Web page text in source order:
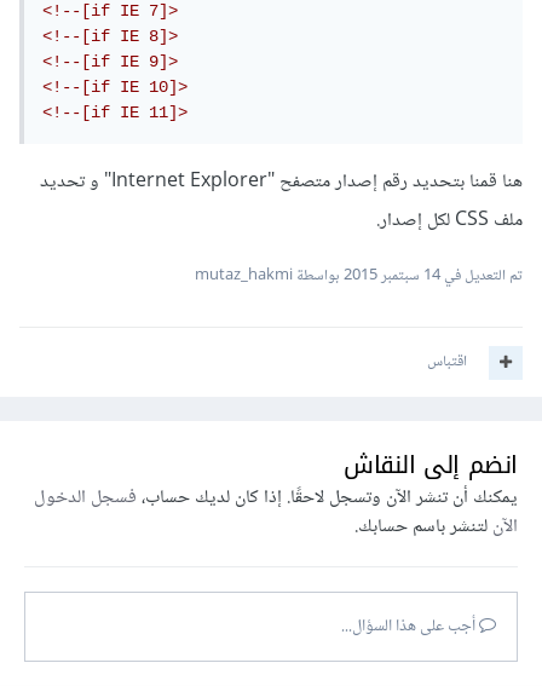
<!--[if IE 7]>
<!--[if IE 8]>
<!--[if IE 9]>
<!--[if IE 10]>
<!--[if IE 11]>
هنا قمنا بتحديد رقم إصدار متصفح "Internet Explorer" و تحديد
ملف CSS لكل إصدار.
تم التعديل في14 سبتمبر 2015 بواسطة mutaz_hakmi
اقتباس
انضم إلى النقاش
يمكنك أن تنشر الآن وتسجل لاحقًا. إذا كان لديك حساب،فسجل الدخول
الآنلتنشر باسم حسابك.
أجب على هذا السؤال...